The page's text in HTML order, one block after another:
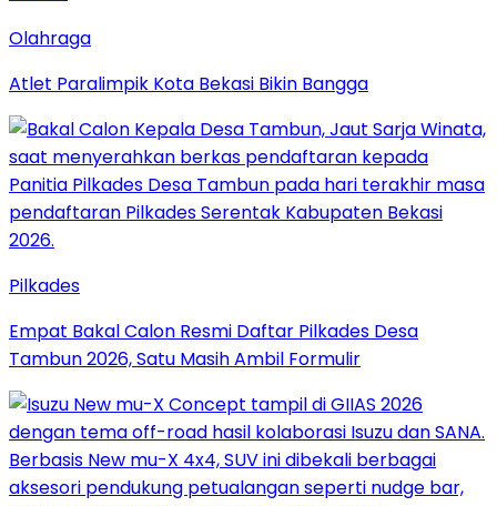
Olahraga
Atlet Paralimpik Kota Bekasi Bikin Bangga
Pilkades
Empat Bakal Calon Resmi Daftar Pilkades Desa
Tambun 2026, Satu Masih Ambil Formulir